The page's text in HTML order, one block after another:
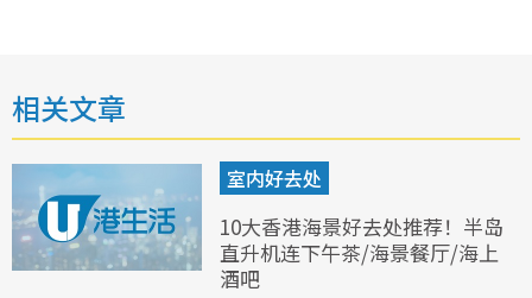
相关文章
室内好去处
10大香港海景好去处推荐！半岛
直升机连下午茶/海景餐厅/海上
酒吧